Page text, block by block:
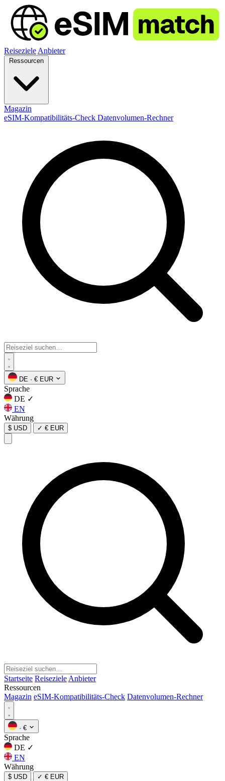
Reiseziele Anbieter
Magazin
eSIM-Kompatibilitäts-Check Datenvolumen-Rechner
DE · € EUR
Sprache
DE ✓
EN
Währung
$ USD ✓ € EUR
Startseite Reiseziele Anbieter
Ressourcen
Magazin eSIM-Kompatibilitäts-Check Datenvolumen-Rechner
· €
Sprache
DE ✓
EN
Währung
$ USD ✓ € EUR